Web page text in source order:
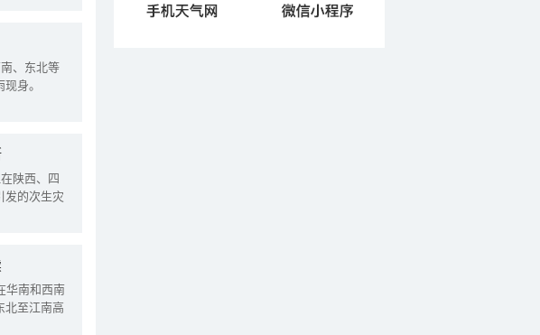
、东北等
身。
陕西、四
发的次生灾
华南和西南
北至江南高